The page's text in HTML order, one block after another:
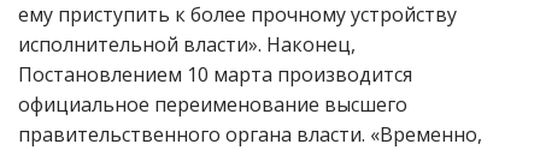
ему приступить к более прочному устройству
исполнительной власти». Наконец,
Постановлением 10 марта производится
официальное переименование высшего
правительственного органа власти. «Временно,